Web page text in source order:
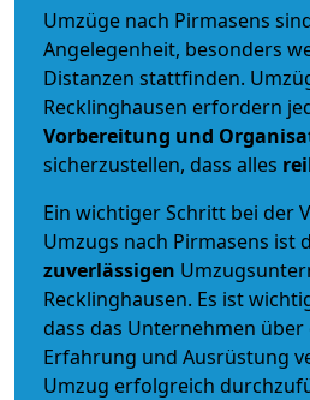
Umzüge nach Pirmasens
Angelegenheit, besonders
Distanzen stattfinden.
Recklinghausen erfordern
Vorbereitung und
sicherzustellen, dass alles
Ein wichtiger Schritt bei der
Umzugs nach Pirmasens ist
zuverlässigen
Recklinghausen. Es ist
dass das Unternehmen
Erfahrung und Ausrüstung
Umzug erfolgreich